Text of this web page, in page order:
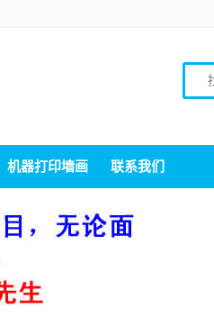
机器打印墙画 联系我们